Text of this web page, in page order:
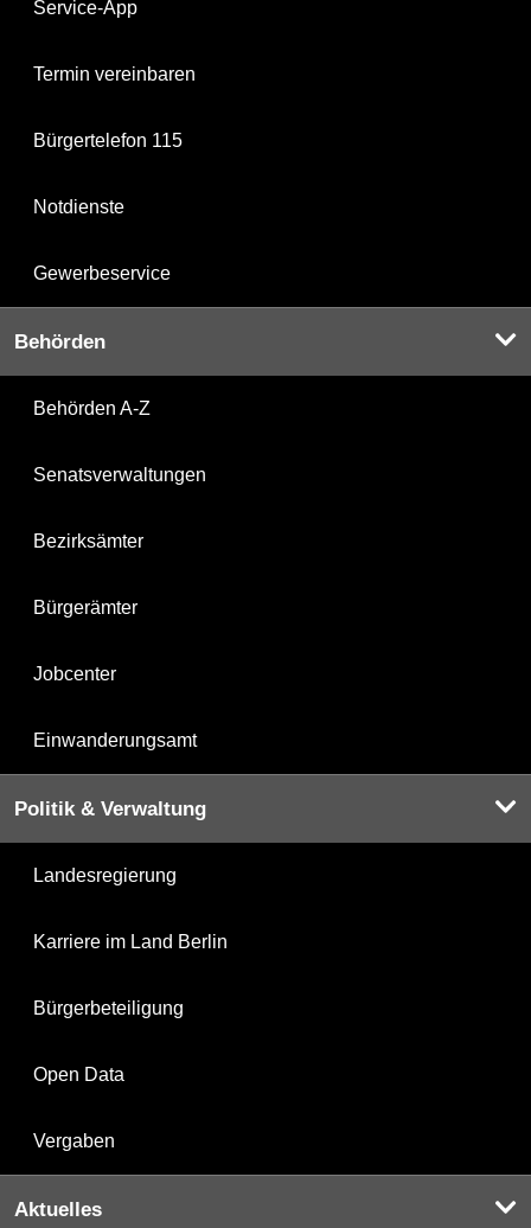
Service-App
Termin vereinbaren
Bürgertelefon 115
Notdienste
Gewerbeservice
Behörden
Behörden A-Z
Senatsverwaltungen
Bezirksämter
Bürgerämter
Jobcenter
Einwanderungsamt
Politik & Verwaltung
Landesregierung
Karriere im Land Berlin
Bürgerbeteiligung
Open Data
Vergaben
Aktuelles